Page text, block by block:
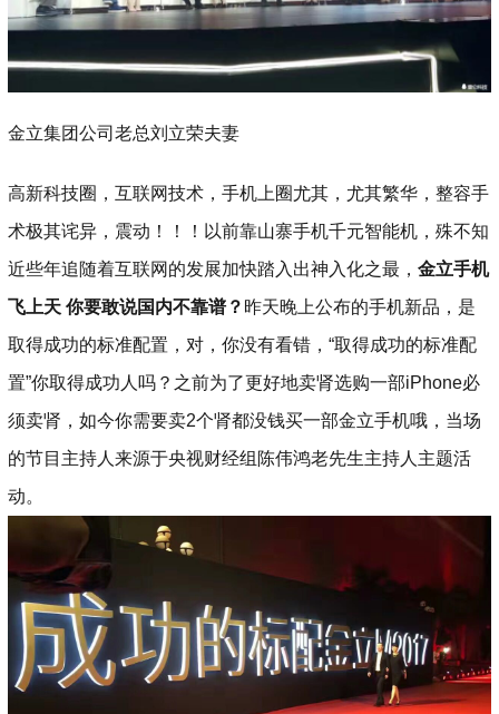
金立集团公司老总刘立荣夫妻
高新科技圈，互联网技术，手机上圈尤其，尤其繁华，整容手
术极其诧异，震动！！！以前靠山寨手机千元智能机，殊不知
近些年追随着互联网的发展加快踏入出神入化之最，金立手机
飞上天 你要敢说国内不靠谱？ 昨天晚上公布的手机新品，是
取得成功的标准配置，对，你没有看错，“取得成功的标准配
置”你取得成功人吗？之前为了更好地卖肾选购一部iPhone必
须卖肾，如今你需要卖2个肾都没钱买一部金立手机哦，当场
的节目主持人来源于央视财经组陈伟鸿老先生主持人主题活
动。